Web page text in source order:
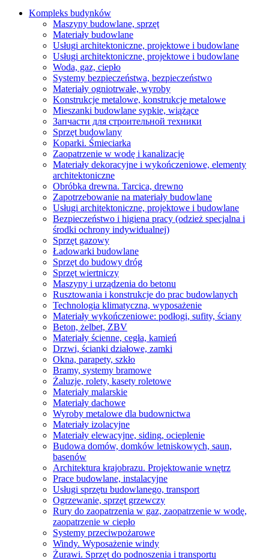
Kompleks budynków
Maszyny budowlane, sprzęt
Materiały budowlane
Usługi architektoniczne, projektowe i budowlane
Usługi architektoniczne, projektowe i budowlane
Woda, gaz, ciepło
Systemy bezpieczeństwa, bezpieczeństwo
Materiały ogniotrwałe, wyroby
Konstrukcje metalowe, konstrukcje metalowe
Mieszanki budowlane sypkie, wiążące
Запчасти для строительной техники
Sprzęt budowlany
Koparki. Śmieciarka
Zaopatrzenie w wodę i kanalizację
Materiały dekoracyjne i wykończeniowe, elementy
architektoniczne
Obróbka drewna. Tarcica, drewno
Zapotrzebowanie na materiały budowlane
Usługi architektoniczne, projektowe i budowlane
Bezpieczeństwo i higiena pracy (odzież specjalna i
środki ochrony indywidualnej)
Sprzęt gazowy
Ładowarki budowlane
Sprzęt do budowy dróg
Sprzęt wiertniczy
Maszyny i urządzenia do betonu
Rusztowania i konstrukcje do prac budowlanych
Technologia klimatyczna, wyposażenie
Materiały wykończeniowe: podłogi, sufity, ściany
Beton, żelbet, ZBV
Materiały ścienne, cegła, kamień
Drzwi, ścianki działowe, zamki
Okna, parapety, szkło
Bramy, systemy bramowe
Żaluzje, rolety, kasety roletowe
Materiały malarskie
Materiały dachowe
Wyroby metalowe dla budownictwa
Materiały izolacyjne
Materiały elewacyjne, siding, ocieplenie
Budowa domów, domków letniskowych, saun,
basenów
Architektura krajobrazu. Projektowanie wnętrz
Prace budowlane, instalacyjne
Usługi sprzętu budowlanego, transport
Ogrzewanie, sprzęt grzewczy
Rury do zaopatrzenia w gaz, zaopatrzenie w wodę,
zaopatrzenie w ciepło
Systemy przeciwpożarowe
Windy. Wyposażenie windy
Żurawi. Sprzęt do podnoszenia i transportu